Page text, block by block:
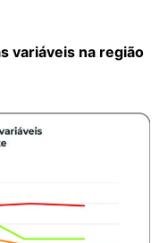
variáveis na região